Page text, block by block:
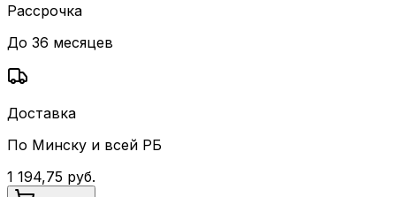
Рассрочка
До 36 месяцев
Доставка
По Минску и всей РБ
1 194,75 руб.